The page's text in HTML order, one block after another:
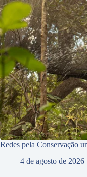
Redes pela Conservação
4 de agosto de 2026